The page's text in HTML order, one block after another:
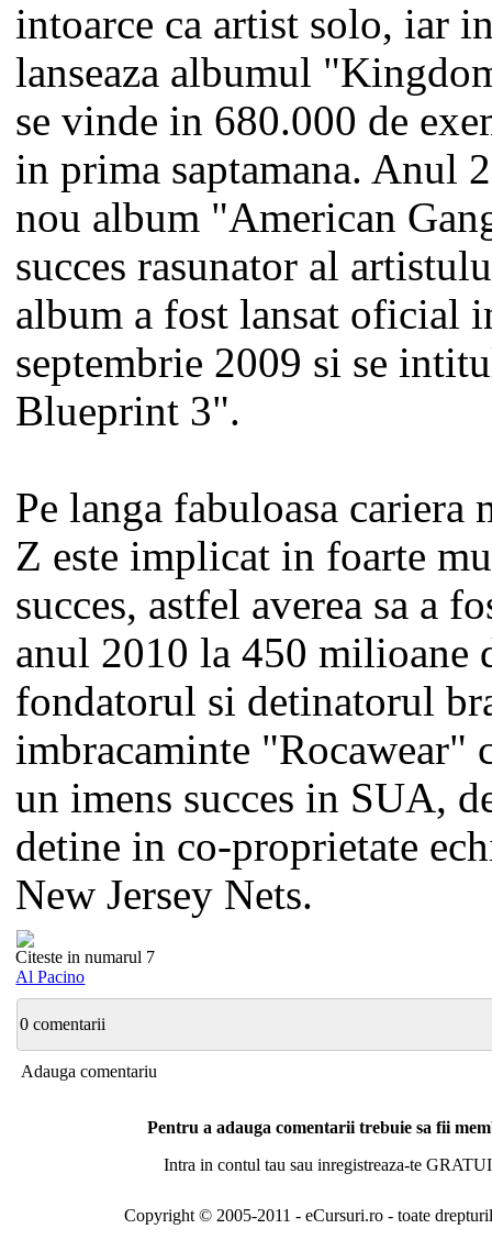
intoarce ca artist solo, iar
lanseaza albumul
se vinde in 680.000 de
in prima saptamana. Anul
nou album "American
succes rasunator al
album a fost lansat oficial
septembrie 2009 si se
Blueprint 3".
Pe langa fabuloasa cariera
Z este implicat in foarte
succes, astfel averea sa a
anul 2010 la 450 milioane
fondatorul si detinatorul
imbracaminte "Rocawear"
un imens succes in SUA,
detine in co-proprietate
New Jersey Nets.
Citeste in numarul 7
Al Pacino
0 comentarii
Adauga comentariu
Pentru a adauga comentarii trebuie sa fii
Intra in contul tau sau inregistreaza-te
Copyright © 2005-2011 - eCursuri.ro - toate